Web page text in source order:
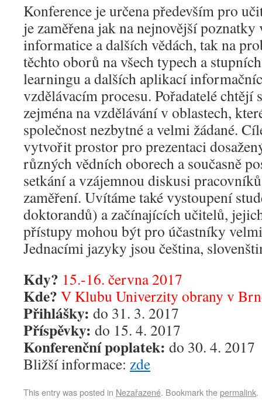
Konference je určena především pro
je zaměřena jak na nejnovější poznatky
informatice a dalších vědách, tak na
těchto oborů na všech typech a
learningu a dalších aplikací
vzdělávacím procesu. Pořadatelé chtějí
zejména na vzdělávání v oblastech,
společnost nezbytné a velmi žádané.
vytvořit prostor pro prezentaci
různých vědních oborech a současně
setkání a vzájemnou diskusi
zaměření. Uvítáme také vystoupení
doktorandů) a začínajících učitelů,
přístupy mohou být pro účastníky
Jednacími jazyky jsou čeština,
Kdy? 15.-16. června 2017
Kde? V Klubu Univerzity obrany v
Přihlášky: do 31. 3. 2017
Příspěvky: do 15. 4. 2017
Konferenční poplatek: do 30. 4. 2017
Bližší informace: zde
This entry was posted in Nezařazené. Bookmark thepermalink.